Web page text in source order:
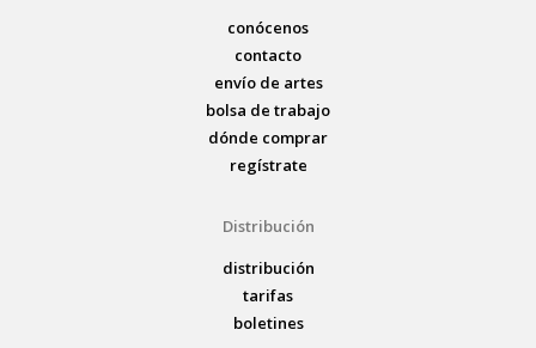
conócenos
contacto
envío de artes
bolsa de trabajo
dónde comprar
regístrate
Distribución
distribución
tarifas
boletines